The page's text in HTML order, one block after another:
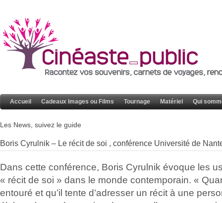
Accueil Cadeaux Images ou Films Tournage Matériel Qui
Les News, suivez le guide
Boris Cyrulnik – Le récit de soi , conférence Université de
Dans cette conférence, Boris Cyrulnik évoque les
« récit de soi » dans le monde contemporain. «
entouré et qu’il tente d’adresser un récit à une